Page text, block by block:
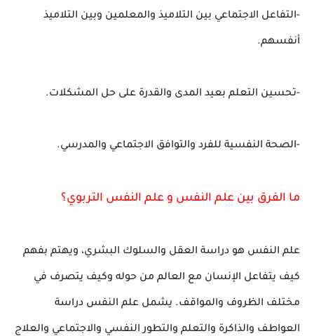
-التفاعل الاجتماعي بين التلاميذ والمعلمين وبين التلاميذ
أنفسهم.
-تحسين التعلم بعيد المدى والقدرة على حل المشكلات.
-الصحة النفسية للفرد والتوافق الاجتماعي والمدرسي.
ما الفرق بين علم النفس و علم النفس التربوي؟
علم النفس هو دراسة العقل والسلوك البشري، ويهتم بفهم
كيف يتفاعل الإنسان مع العالم من حوله وكيف يتصرف في
مختلف الظروف والمواقف. يشمل علم النفس دراسة
العواطف والذاكرة والتعلم والتطور النفسي والاجتماعي والعلاج